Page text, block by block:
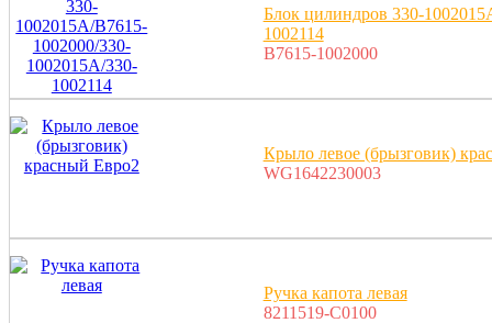
Блок цилиндров 330-
1002114
B7615-1002000
Крыло левое (брызговик)
WG1642230003
Ручка капота левая
8211519-C0100